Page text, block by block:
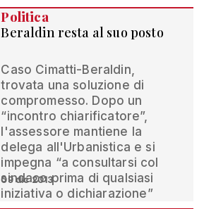
Politica
Beraldin resta al suo posto
Caso Cimatti-Beraldin,
trovata una soluzione di
compromesso. Dopo un
“incontro chiarificatore”,
l'assessore mantiene la
delega all'Urbanistica e si
impegna “a consultarsi col
sindaco prima di qualsiasi
iniziativa o dichiarazione”
09 dic 2013